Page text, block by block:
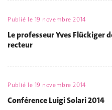
Publié le 19 novembre 2014
Le professeur Yves Flückiger
recteur
Publié le 19 novembre 2014
Conférence Luigi Solari 2014